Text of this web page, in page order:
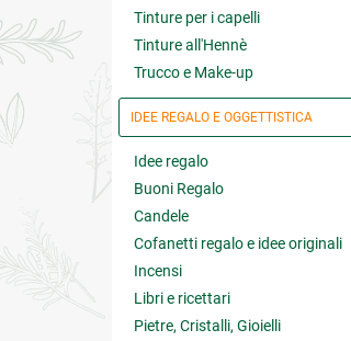
Tinture per i capelli
Tinture all'Hennè
Trucco e Make-up
IDEE REGALO E OGGETTISTICA
Idee regalo
Buoni Regalo
Candele
Cofanetti regalo e idee originali
Incensi
Libri e ricettari
Pietre, Cristalli, Gioielli